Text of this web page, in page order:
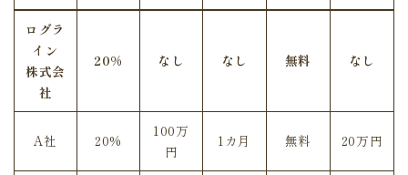
ログラ
イン
株式会
社
20% なし なし 無料 なし
A社 20%
100万
円
1カ月 無料 20万円